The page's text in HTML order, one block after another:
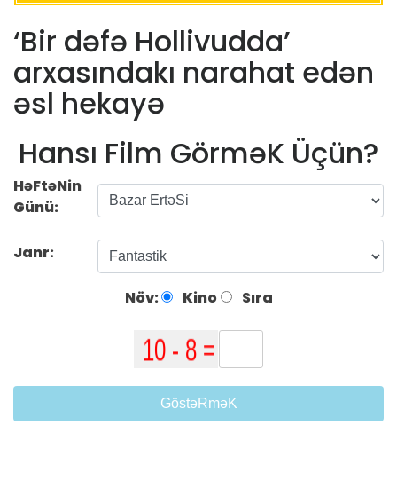
‘Bir dəfə Hollivudda’
arxasındakı narahat edən
əsl hekayə
Hansı Film GörməK Üçün?
HəFtəNin
Günü:
Janr:
Növ: Kino Sıra
GöstəRməK